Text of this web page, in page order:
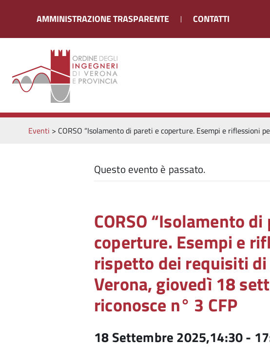
AMMINISTRAZIONE TRASPARENTE CONTATTI
Eventi > CORSO “Isolamento di pareti e coperture. Esempi e riflessioni
Questo evento è passato.
CORSO “Isolamento
coperture. Esempi e
rispetto dei requisiti di
Verona, giovedì 18
riconosce n° 3 CFP
18 Settembre 2025,14:30-